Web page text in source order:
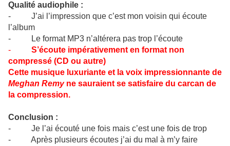
Qualité audiophile :
- J’ai l’impression que c’est mon voisin qui écoute
l’album
- Le format MP3 n’altérera pas trop l’écoute
- S’écoute impérativement en format non
compressé (CD ou autre)
Cette musique luxuriante et la voix impressionnante de
Meghan Remyne sauraient se satisfaire du carcan de
la compression.
Conclusion :
- Je l’ai écouté une fois mais c’est une fois de trop
- Après plusieurs écoutes j’ai du mal à m’y faire